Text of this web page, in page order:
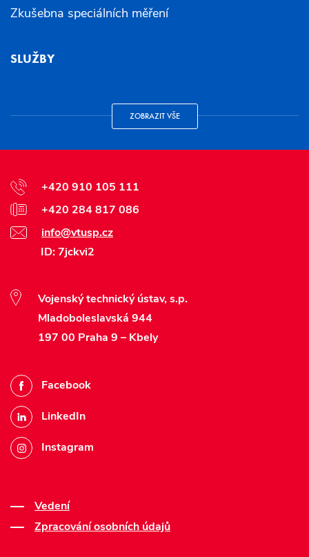
Zkušebna speciálních měření
SLUŽBY
ZOBRAZIT VŠE
+420 910 105 111
+420 284 817 086
info@vtusp.cz
ID: 7jckvi2
Vojenský technický ústav, s.p.
Mladoboleslavská 944
197 00 Praha 9 – Kbely
Facebook
LinkedIn
Instagram
Vedení
Zpracování osobních údajů